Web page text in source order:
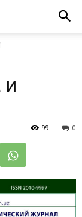
и
0
99